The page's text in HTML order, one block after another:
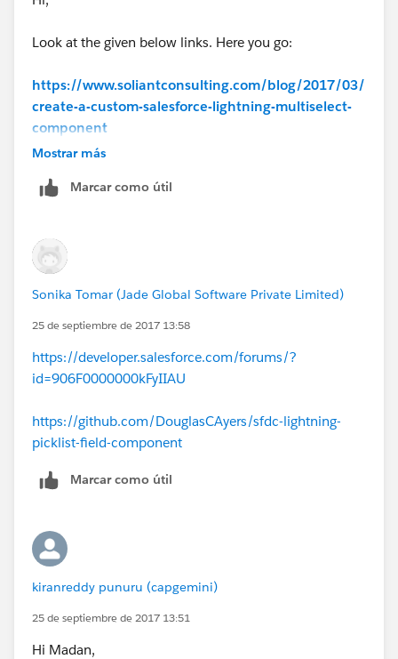
Look at the given below links. Here you go:
https://www.soliantconsulting.com/blog/2017/03/
create-a-custom-salesforce-lightning-multiselect-
component
id=906F0000000MM1nIAG
Mostrar más
Marcar como útil
Sonika Tomar (Jade Global Software Private Limited)
25 de septiembre de 2017 13:58
https://developer.salesforce.com/forums/?
id=906F0000000kFyIIAU
https://github.com/DouglasCAyers/sfdc-lightning-
picklist-field-component
Marcar como útil
kiranreddy punuru (capgemini)
25 de septiembre de 2017 13:51
Hi Madan,